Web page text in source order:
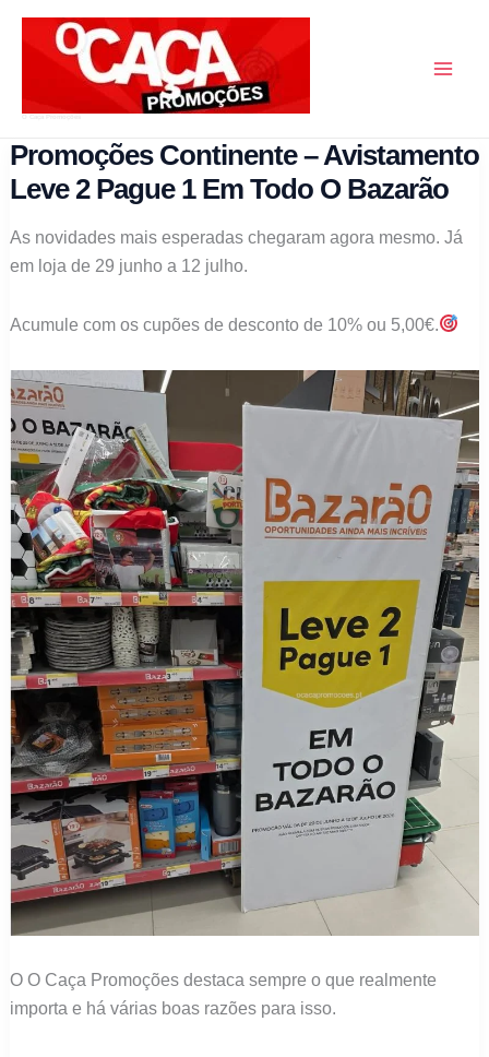
Promoções Continente – Avistamento
Leve 2 Pague 1 Em Todo O Bazarão
As novidades mais esperadas chegaram agora mesmo. Já
em loja de 29 junho a 12 julho.
Acumule com os cupões de desconto de 10% ou 5,00€.
O O Caça Promoções destaca sempre o que realmente
importa e há várias boas razões para isso.